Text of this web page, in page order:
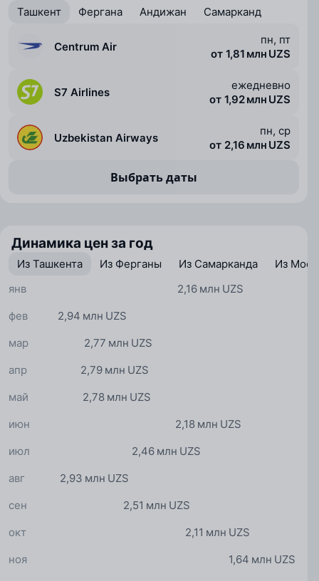
Ташкент Фергана Андижан Самарканд
Centrum Air
пн, пт
от 1,81 млн UZS
S7 Airlines
ежедневно
от 1,92 млн UZS
Uzbekistan Airways
пн, ср
от 2,16 млн UZS
Выбрать даты
Динамика цен за год
Из Ташкента Из Ферганы Из Самарканда
Из
2,16 млн UZS
янв
2,94 млн UZS
фев
2,77 млн UZS
мар
2,79 млн UZS
апр
2,78 млн UZS
май
2,18 млн UZS
июн
2,46 млн UZS
июл
2,93 млн UZS
авг
2,51 млн UZS
сен
2,11 млн UZS
окт
1,64 млн UZS
ноя